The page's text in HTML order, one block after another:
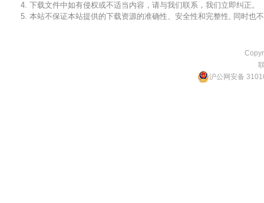
4. 下载文件中如有侵权或不适当内容，请与我们联系，我们立即纠正。
5. 本站不保证本站提供的下载资源的准确性、安全性和完整性, 同时也
沪公网安备